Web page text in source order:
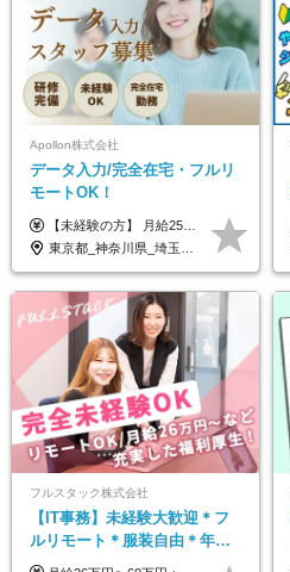
Apollon株式会社
データ入力/完全在宅・フルリ
モートOK！
【未経験の方】 月給25.5万円以上＋各種手当 【事務経験3年以上の方】 月給28万円以上＋各種手当 ※経験・スキル・年齢を考慮の上、決定します ※試用期間：3ヶ月(雇用形態は正社員、給与・待遇に変更はありません) ※残業代は全額別途支給 ※昇給：年1回（査定あり） ※賞与：年3回（業績に応じて支給） ＼努力がしっかり評価される環境です！／ 「どんなスキルを身につければ昇給できるか」が明確だから、 着実に成長しながら収入アップを目指せます。
東京都_神奈川県_埼玉県_千葉県_大阪府_愛知県_北海道_青森県_岩手県_宮城県_秋田県_山形県_福島県_茨城県_栃木県_群馬県_新潟県_山梨県_長野県_富山県_石川県_福井県_静岡県_岐阜県_三重県_兵庫県_京都府_滋賀県_奈良県_和歌山県_広島県_岡山県_鳥取県_島根県_山口県_徳島県_香川県_愛媛県_高知県_福岡県_熊本県_佐賀県_長崎県_大分県_宮崎県_鹿児島県_沖縄県
フルスタック株式会社
【IT事務】未経験大歓迎＊フ
ルリモート＊服装自由＊年休
125日以上＊残業なし＊月給26